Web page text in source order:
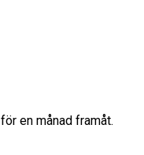
en månad framåt.